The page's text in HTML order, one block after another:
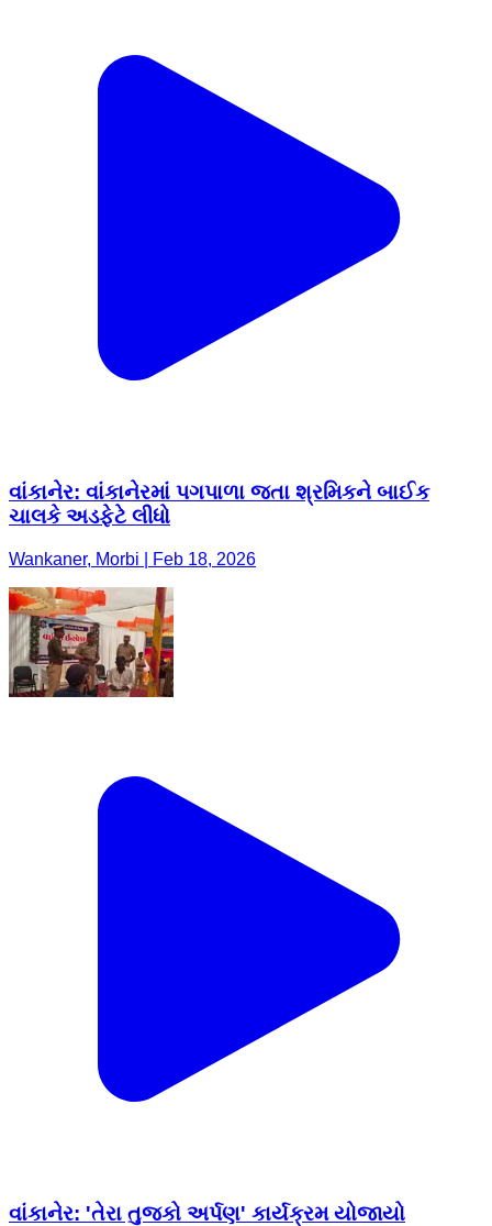
વાંકાનેર: વાંકાનેરમાં પગપાળા જતા શ્રમિકને બાઈક
ચાલકે અડફેટે લીધો
Wankaner, Morbi | Feb 18, 2026
વાંકાનેર: 'તેરા તુજકો અર્પણ' કાર્યક્રમ યોજાયો